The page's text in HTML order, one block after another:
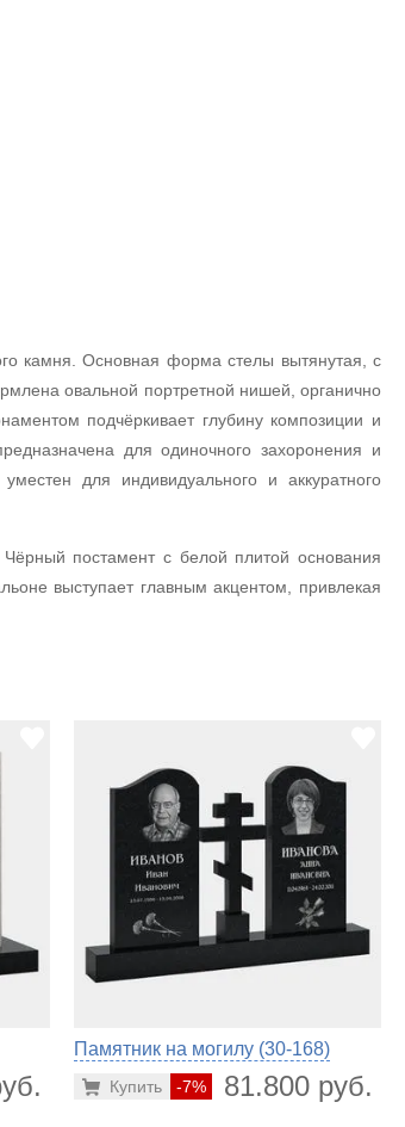
камня. Основная форма стелы вытянутая, с
овальной портретной нишей, органично
подчёркивает глубину композиции и
для одиночного захоронения и
для индивидуального и аккуратного
постамент с белой плитой основания
выступает главным акцентом, привлекая
Памятник на могилу (30-168)
-7% 81.800 руб.
Купить